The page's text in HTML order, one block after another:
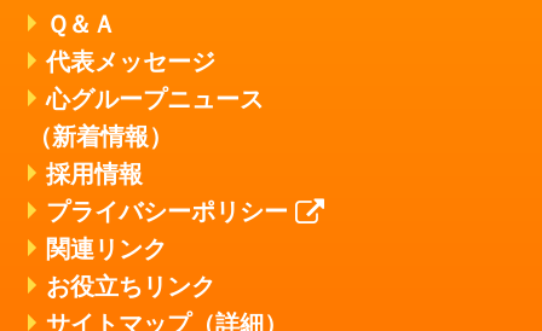
Ｑ＆Ａ
代表メッセージ
心グループニュース
（新着情報）
採用情報
プライバシーポリシー
関連リンク
お役立ちリンク
サイトマップ（詳細）